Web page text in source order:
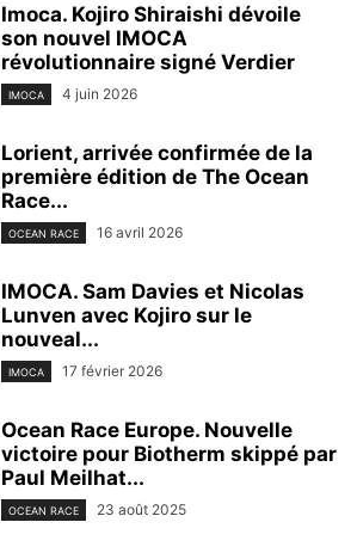
Imoca. Kojiro Shiraishi dévoile
son nouvel IMOCA
révolutionnaire signé Verdier
IMOCA 4 juin 2026
Lorient, arrivée confirmée de la
première édition de The Ocean
Race...
OCEAN RACE 16 avril 2026
IMOCA. Sam Davies et Nicolas
Lunven avec Kojiro sur le
nouveal...
IMOCA 17 février 2026
Ocean Race Europe. Nouvelle
victoire pour Biotherm skippé par
Paul Meilhat...
OCEAN RACE 23 août 2025